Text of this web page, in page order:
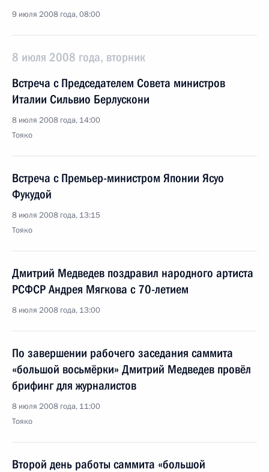
9 июля 2008 года, 08:00
8 июля 2008 года, вторник
Встреча с Председателем Совета министров
Италии Сильвио Берлускони
8 июля 2008 года, 14:00
Тояко
Встреча с Премьер-министром Японии Ясуо
Фукудой
8 июля 2008 года, 13:15
Тояко
Дмитрий Медведев поздравил народного артиста
РСФСР Андрея Мягкова с 70-летием
8 июля 2008 года, 13:00
По завершении рабочего заседания саммита
«большой восьмёрки» Дмитрий Медведев провёл
брифинг для журналистов
8 июля 2008 года, 11:00
Тояко
Второй день работы саммита «большой